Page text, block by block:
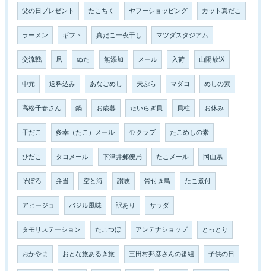
父の日プレゼント たこちく ヤフーショッピング カット真だこ
ラーメン ギフト 真だこ一夜干し マツダスタジアム
交流戦 凧 ぬた 無添加 メール 入荷 山陽放送
中元 送料込み あなごめし 天ぷら マダコ めしの素
高松千春さん 鍋 お歳暮 たいらぎ貝 貝柱 お休み
干だこ 多幸（たこ）メール 47クラブ たこめしの素
ひだこ タコメール 下津井郵便局 たこメール 岡山県
そぼろ 弁当 空と海 讃岐 骨付き鳥 たこ煮付
アヒージョ バジル風味 訳あり サラダ
タモリステーション たこつぼ アンテナショップ とっとり
おかやま おとな旅あるき旅 三田村邦彦さんの番組 子供の日